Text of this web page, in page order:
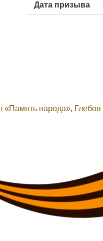
Дата призыва
«Память народа»,